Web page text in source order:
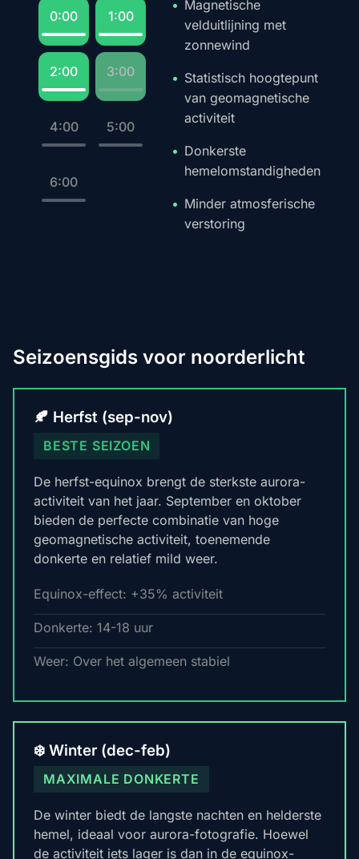
0:00 1:00
2:00 3:00
4:00 5:00
6:00
Magnetische
velduitlijning met
zonnewind
Statistisch hoogtepunt
van geomagnetische
activiteit
Donkerste
hemelomstandigheden
Minder atmosferische
verstoring
Seizoensgids voor noorderlicht
🍂 Herfst (sep-nov)
BESTE SEIZOEN
De herfst-equinox brengt de sterkste aurora-
activiteit van het jaar. September en oktober
bieden de perfecte combinatie van hoge
geomagnetische activiteit, toenemende
donkerte en relatief mild weer.
Equinox-effect: +35% activiteit
Donkerte: 14-18 uur
Weer: Over het algemeen stabiel
❄️ Winter (dec-feb)
MAXIMALE DONKERTE
De winter biedt de langste nachten en helderste
hemel, ideaal voor aurora-fotografie. Hoewel
de activiteit iets lager is dan in de equinox-